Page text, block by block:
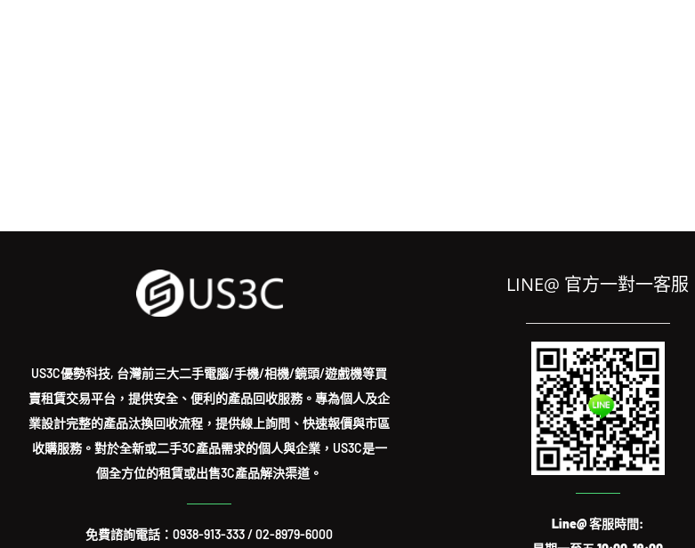
US3C優勢科技, 台灣前三大二手電腦/手機/相機/鏡頭/遊戲機等買
賣租賃交易平台，提供安全、便利的產品回收服務。專為個人及企
業設計完整的產品汰換回收流程，提供線上詢問、快速報價與市區
收購服務。對於全新或二手3C產品需求的個人與企業，US3C是一
個全方位的租賃或出售3C產品解決渠道。
免費諮詢電話：0938-913-333/02-8979-6000
LINE@ 官方一對一客服
Line@ 客服時間: